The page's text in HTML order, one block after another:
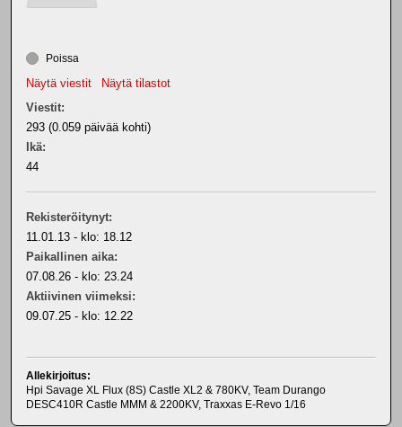
Poissa
Näytä viestit
Näytä tilastot
Viestit:
293 (0.059 päivää kohti)
Ikä:
44
Rekisteröitynyt:
11.01.13 - klo: 18.12
Paikallinen aika:
07.08.26 - klo: 23.24
Aktiivinen viimeksi:
09.07.25 - klo: 12.22
Allekirjoitus:
Hpi Savage XL Flux (8S) Castle XL2 & 780KV, Team Durango
DESC410R Castle MMM & 2200KV, Traxxas E-Revo 1/16